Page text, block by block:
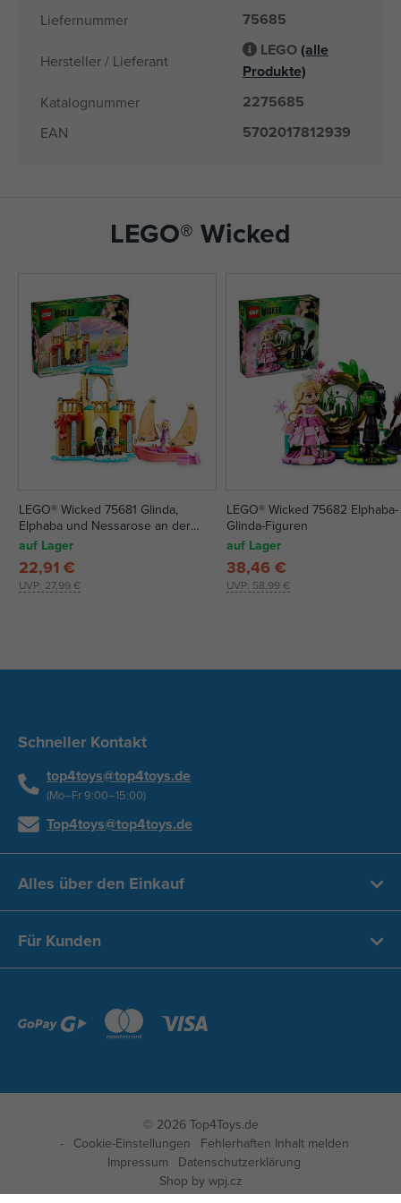
Liefernummer 75685
Hersteller / Lieferant
LEGO(alle
Produkte)
Katalognummer 2275685
EAN 5702017812939
LEGO® Wicked
LEGO® Wicked 75681 Glinda,
Elphaba und Nessarose an der
Shiz-Universität
auf Lager
UVP: 27,99 €
22,91 €
LEGO® Wicked 75682
Glinda-Figuren
auf Lager
UVP: 58,99 €
38,46 €
Schneller Kontakt
top4toys@top4toys.de
(Mo–Fr 9:00–15:00)
Top4toys@top4toys.de
Alles über den Einkauf
Für Kunden
© 2026 Top4Toys.de
Cookie-Einstellungen
Fehlerhaften Inhalt melden
Impressum
Datenschutzerklärung
Shop by wpj.cz